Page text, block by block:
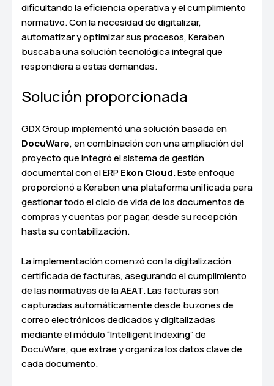
dificultando la eficiencia operativa y el cumplimiento
normativo. Con la necesidad de digitalizar,
automatizar y optimizar sus procesos, Keraben
buscaba una solución tecnológica integral que
respondiera a estas demandas.
Solución proporcionada
GDX Group implementó una solución basada en
DocuWare, en combinación con una ampliación del
proyecto que integró el sistema de gestión
documental con el ERP Ekon Cloud. Este enfoque
proporcionó a Keraben una plataforma unificada para
gestionar todo el ciclo de vida de los documentos de
compras y cuentas por pagar, desde su recepción
hasta su contabilización.
La implementación comenzó con la digitalización
certificada de facturas, asegurando el cumplimiento
de las normativas de la AEAT. Las facturas son
capturadas automáticamente desde buzones de
correo electrónicos dedicados y digitalizadas
mediante el módulo “Intelligent Indexing” de
DocuWare, que extrae y organiza los datos clave de
cada documento.